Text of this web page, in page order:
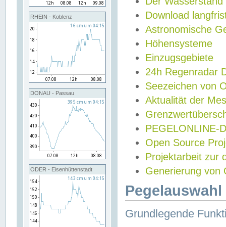
RHEIN - Koblenz
DONAU - Passau
ODER - Eisenhüttenstadt
Download
Astronomische
Höhensysteme
Einzugsgebiete
24h Regenradar
Seezeichen von
Aktualität der
PEGELONLINE-
Open Source
Projektarbeit zur
Generierung von
Grundlegende